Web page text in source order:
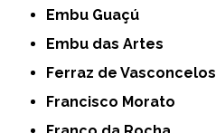
Embu Guaçú
Embu das Artes
Ferraz de Vasconcelos
Francisco Morato